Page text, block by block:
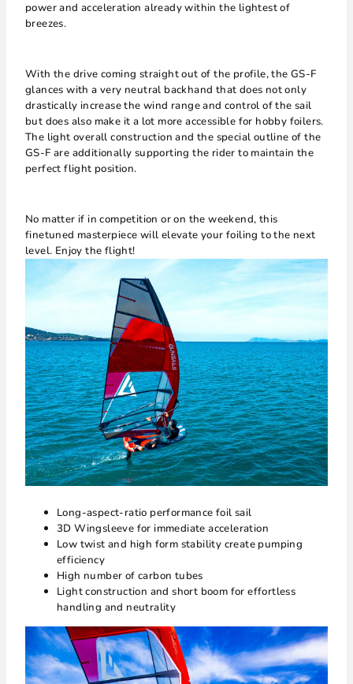
power and acceleration already within the lightest of
breezes.
With the drive coming straight out of the profile, the GS-F
glances with a very neutral backhand that does not only
drastically increase the wind range and control of the sail
but does also make it a lot more accessible for hobby foilers.
The light overall construction and the special outline of the
GS-F are additionally supporting the rider to maintain the
perfect flight position.
No matter if in competition or on the weekend, this
finetuned masterpiece will elevate your foiling to the next
level. Enjoy the flight!
Long-aspect-ratio performance foil sail
3D Wingsleeve for immediate acceleration
Low twist and high form stability create pumping
efficiency
High number of carbon tubes
Light construction and short boom for effortless
handling and neutrality